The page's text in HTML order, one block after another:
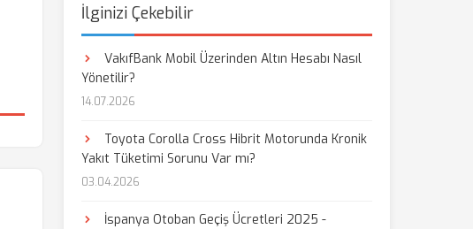
İlginizi Çekebilir
VakıfBank Mobil Üzerinden Altın Hesabı Nasıl
Yönetilir?
14.07.2026
Toyota Corolla Cross Hibrit Motorunda Kronik
Yakıt Tüketimi Sorunu Var mı?
03.04.2026
İspanya Otoban Geçiş Ücretleri 2025 -